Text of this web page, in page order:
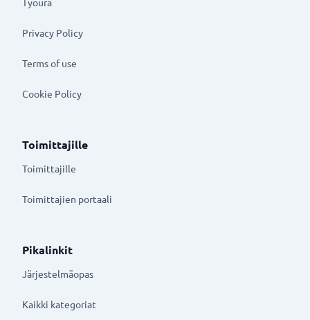
Privacy Policy
Terms of use
Cookie Policy
Toimittajille
Toimittajille
Toimittajien portaali
Pikalinkit
Järjestelmäopas
Kaikki kategoriat